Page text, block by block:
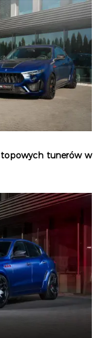
topowych tuneróww